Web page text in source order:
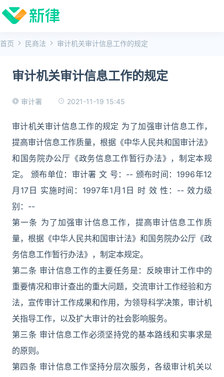
首页 民商法 审计机关审计信息工作的规定
审计机关审计信息工作的规定
审计署 2021-11-19 15:45
审计机关审计信息工作的规定 为了加强审计信息工作，
提高审计信息工作质量，根据《中华人民共和国审计法》
和国务院办公厅《政务信息工作暂行办法》，制定本规
定。 颁布单位：审计署 文 号：-- 颁布时间：1996年12
月17日 实施时间：1997年1月1日 时 效 性：-- 效力级
别：--
第一条 为了加强审计信息工作，提高审计信息工作质
量，根据《中华人民共和国审计法》和国务院办公厅《政
务信息工作暂行办法》，制定本规定。
第二条 审计信息工作的主要任务是：反映审计工作中的
重要情况和审计查出的重大问题，交流审计工作经验和方
法，宣传审计工作成果和作用，为领导科学决策，审计机
关指导工作，以及扩大审计的社会影响服务。
第三条 审计信息工作必须坚持党的基本路线和实事求是
的原则。
第四条 审计信息工作坚持分层次服务，各级审计机关以